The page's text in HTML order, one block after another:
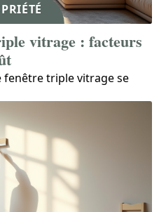
vitrage : facteurs
triple vitrage se